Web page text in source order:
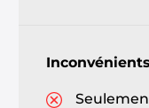
Inconvénients